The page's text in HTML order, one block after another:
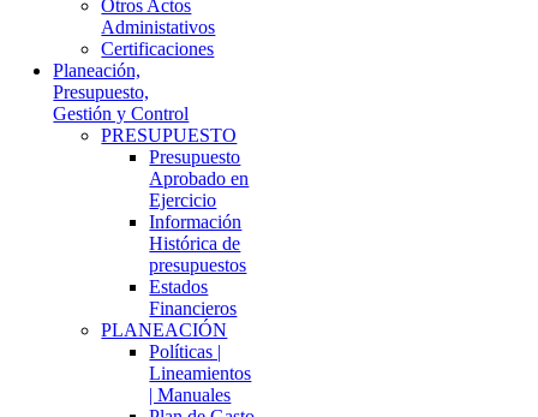
Otros Actos
Administativos
Certificaciones
Planeación,
Presupuesto,
Gestión y Control
PRESUPUESTO
Presupuesto
Aprobado en
Ejercicio
Información
Histórica de
presupuestos
Estados
Financieros
PLANEACIÓN
Políticas |
Lineamientos
| Manuales